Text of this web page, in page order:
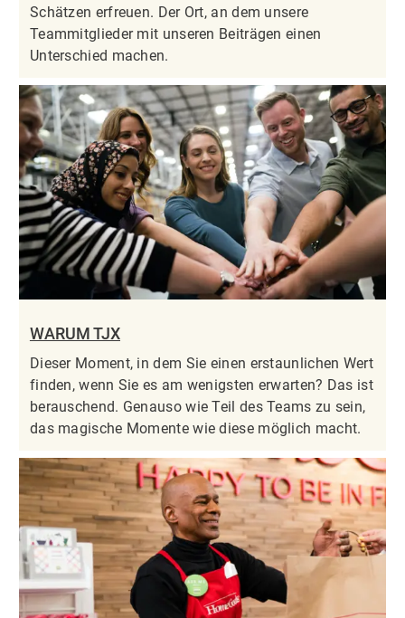
Schätzen erfreuen. Der Ort, an dem unsere
Teammitglieder mit unseren Beiträgen einen
Unterschied machen.
WARUM TJX
Dieser Moment, in dem Sie einen erstaunlichen Wert
finden, wenn Sie es am wenigsten erwarten? Das ist
berauschend. Genauso wie Teil des Teams zu sein,
das magische Momente wie diese möglich macht.